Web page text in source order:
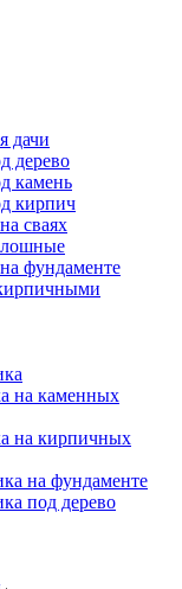
дачи
дерево
камень
кирпич
сваях
фундаменте
на каменных
на кирпичных
на фундаменте
под дерево